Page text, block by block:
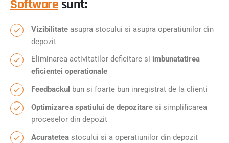
Software sunt:
Vizibilitate asupra stocului si asupra operatiunilor din
depozit
Eliminarea activitatilor deficitare si imbunatatirea
eficientei operationale
Feedbackul bun si foarte bun inregistrat de la clienti
Optimizarea spatiului de depozitare si simplificarea
proceselor din depozit
Acuratetea stocului si a operatiunilor din depozit